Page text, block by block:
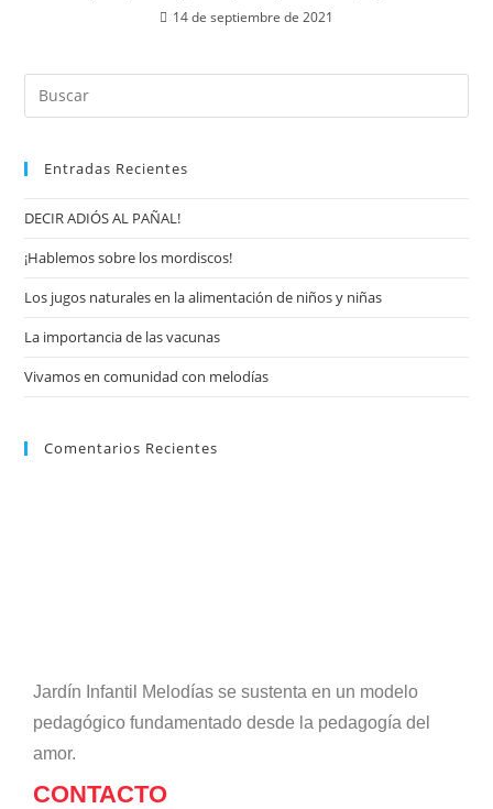
14 de septiembre de 2021
Entradas Recientes
DECIR ADIÓS AL PAÑAL!
¡Hablemos sobre los mordiscos!
Los jugos naturales en la alimentación de niños y niñas
La importancia de las vacunas
Vivamos en comunidad con melodías
Comentarios Recientes
Jardín Infantil Melodías se sustenta en un modelo
pedagógico fundamentado desde la pedagogía del
amor.
CONTACTO